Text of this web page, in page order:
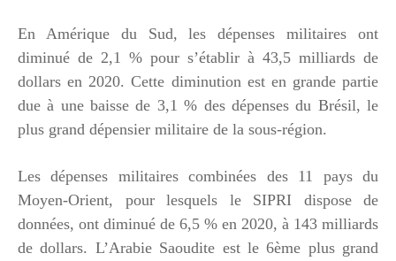
En Amérique du Sud, les dépenses militaires ont
diminué de 2,1 % pour s’établir à 43,5 milliards de
dollars en 2020. Cette diminution est en grande partie
due à une baisse de 3,1 % des dépenses du Brésil, le
plus grand dépensier militaire de la sous-région.
Les dépenses militaires combinées des 11 pays du
Moyen-Orient, pour lesquels le SIPRI dispose de
données, ont diminué de 6,5 % en 2020, à 143 milliards
de dollars. L’Arabie Saoudite est le 6ème plus grand